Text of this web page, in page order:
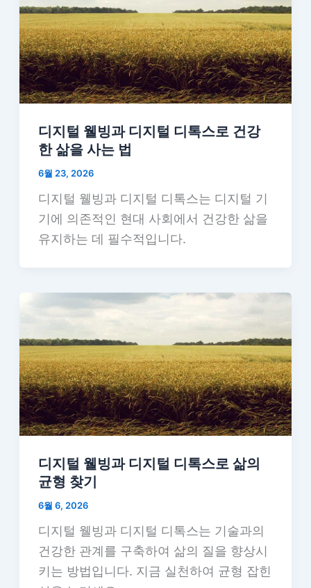
디지털 웰빙과 디지털 디톡스로 건강
한 삶을 사는 법
6월 23, 2026
디지털 웰빙과 디지털 디톡스는 디지털 기
기에 의존적인 현대 사회에서 건강한 삶을
유지하는 데 필수적입니다.
디지털 웰빙과 디지털 디톡스로 삶의
균형 찾기
6월 6, 2026
디지털 웰빙과 디지털 디톡스는 기술과의
건강한 관계를 구축하여 삶의 질을 향상시
키는 방법입니다. 지금 실천하여 균형 잡힌